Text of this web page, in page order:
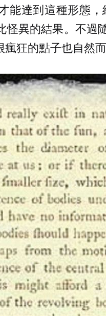
能達到這種形態
異的結果。不過
狂的點子也自然而